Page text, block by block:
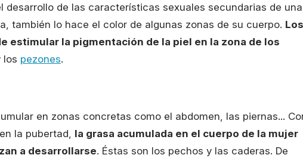
desarrollo de las características sexuales secundarias de una
también lo hace el color de algunas zonas de su cuerpo. Los
estimular la pigmentación de la piel en la zona de los
los pezones.
en zonas concretas como el abdomen, las piernas...
la pubertad, la grasa acumulada en el cuerpo de la mujer
a desarrollarse. Éstas son los pechos y las caderas. De